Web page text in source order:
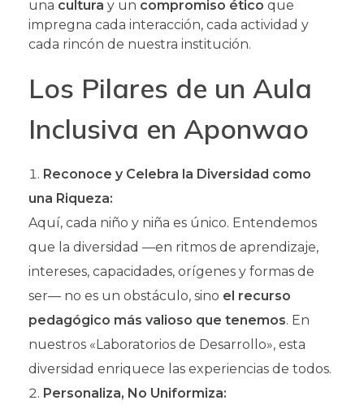
una cultura y un compromiso ético que
impregna cada interacción, cada actividad y
cada rincón de nuestra institución.
Los Pilares de un Aula
Inclusiva en Aponwao
Reconoce y Celebra la Diversidad como
una Riqueza:
Aquí, cada niño y niña es único. Entendemos
que la diversidad —en ritmos de aprendizaje,
intereses, capacidades, orígenes y formas de
ser— no es un obstáculo, sino el recurso
pedagógico más valioso que tenemos. En
nuestros «Laboratorios de Desarrollo», esta
diversidad enriquece las experiencias de todos.
Personaliza, No Uniformiza: